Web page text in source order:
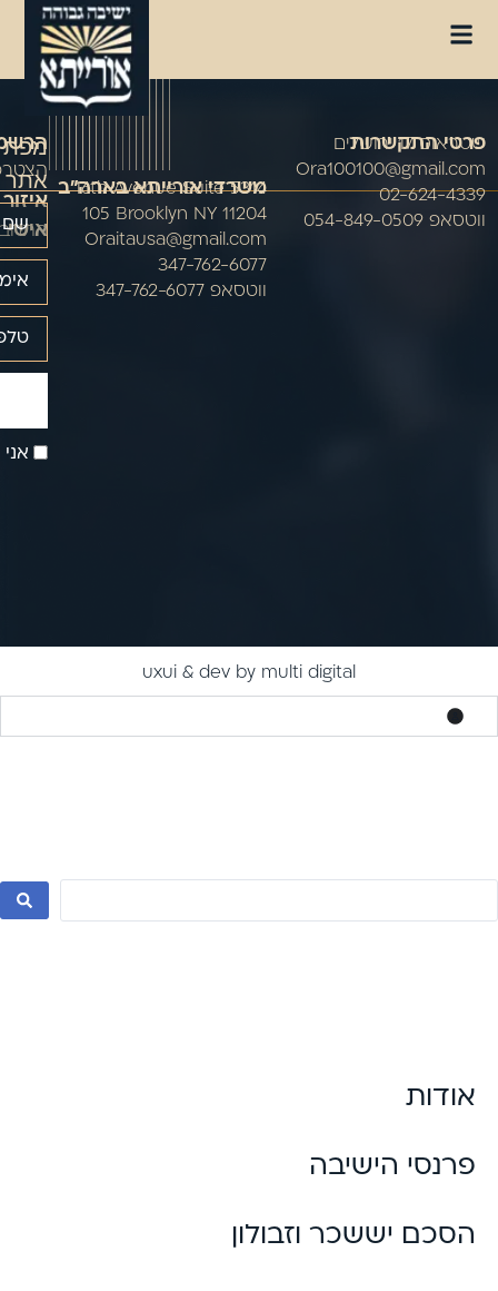
פרטי התקשרות
שטראוס 17 ירושלים
Ora100100@gmail.com
02-624-4339
ווטסאפ 054-849-0509
משרדי אורייתא בארה"ב
5314 16th Avenue Suite
105 Brooklyn NY 11204
Oraitausa@gmail.com
347-762-6077
ווטסאפ 347-762-6077
מפת
אתר
איזור
אישי
uxui & dev by multi digital
אודות
פרנסי הישיבה
הסכם יששכר וזבולון